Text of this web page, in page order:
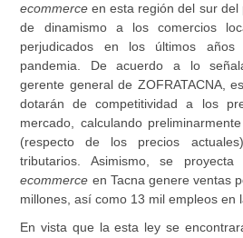
ecommerceen esta región del sur
de dinamismo a los comercios
perjudicados en los últimos
pandemia. De acuerdo a lo
gerente general de ZOFRATACNA,
dotarán de competitividad a los
mercado, calculando
(respecto de los precios
tributarios. Asimismo, se
ecommerce en Tacna genere ventas
millones, así como 13 mil empleos en
En vista que la esta ley se